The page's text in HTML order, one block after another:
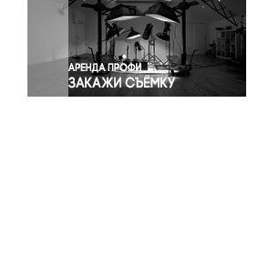
Спорт
Экология
Экономика и бизнес